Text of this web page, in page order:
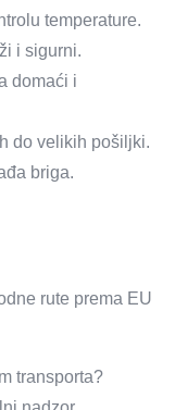
temperature.
i sigurni.
domaći i
do velikih pošiljki.
briga.
rute prema EU
transporta?